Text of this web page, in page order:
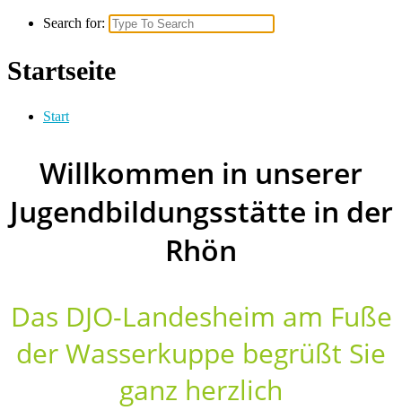
Search for:
Startseite
Start
Willkommen in unserer
Jugendbildungsstätte in der
Rhön
Das DJO-Landesheim am Fuße
der Wasserkuppe begrüßt Sie
ganz herzlich